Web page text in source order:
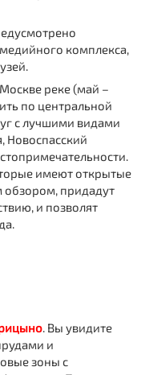
комплекса,
реке (май –
по центральной
с лучшими видами
Новоспасский
имеют открытые
придадут
и позволят
. Вы увидите
и
зоны с